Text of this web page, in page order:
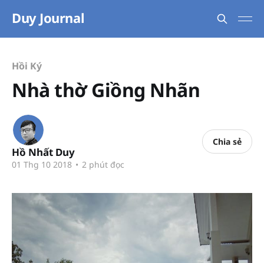
Duy Journal
Hồi Ký
Nhà thờ Giồng Nhãn
Hồ Nhất Duy
01 Thg 10 2018 • 2 phút đọc
Chia sẻ